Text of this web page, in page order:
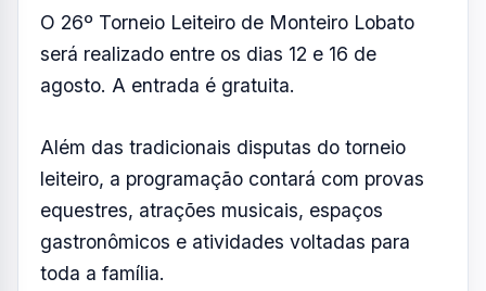
O 26º Torneio Leiteiro de Monteiro Lobato
será realizado entre os dias 12 e 16 de
agosto. A entrada é gratuita.
Além das tradicionais disputas do torneio
leiteiro, a programação contará com provas
equestres, atrações musicais, espaços
gastronômicos e atividades voltadas para
toda a família.